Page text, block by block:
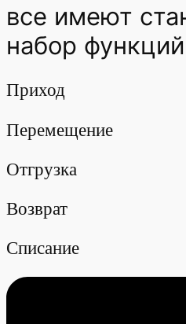
все имеют
набор
Приход
Перемещение
Отгрузка
Возврат
Списание